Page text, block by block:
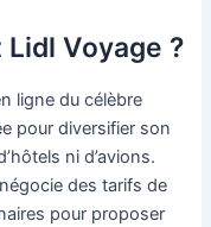
Voyage ?
ligne du célèbre
pour diversifier son
ni d’avions.
des tarifs de
pour proposer